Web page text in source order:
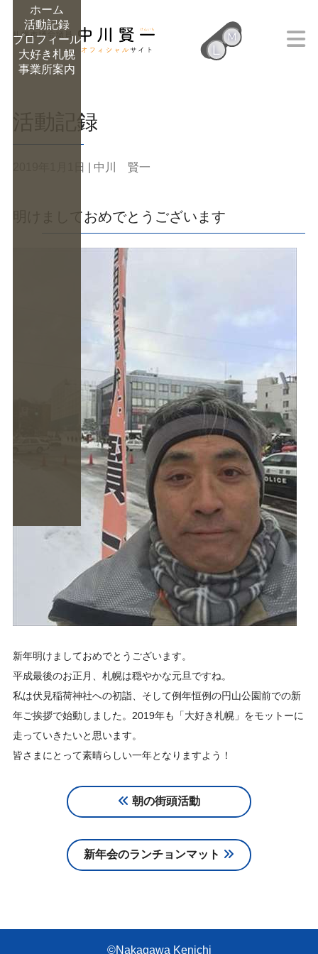
M
L
ホーム
活動記録
プロフィール
大好き札幌
事業所案内
活動記録
2019年1月1日 | 中川 賢一
明けましておめでとうございます
新年明けましておめでとうございます。
平成最後のお正月、札幌は穏やかな元旦ですね。
私は伏見稲荷神社への初詣、そして例年恒例の円山公園前での新
年ご挨拶で始動しました。2019年も「大好き札幌」をモットーに
走っていきたいと思います。
皆さまにとって素晴らしい一年となりますよう！
朝の街頭活動
新年会のランチョンマット
©Nakagawa Kenichi